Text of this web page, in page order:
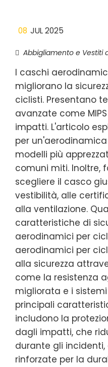
08 JUL 2025
Abbigliamento e Vestiti
I caschi
migliorano la
ciclisti. Presentano
avanzate come
impatti. L'articolo
per
modelli più
comuni miti. Inoltre,
scegliere il casco
vestibilità, alle
alla ventilazione.
caratteristiche di
aerodinamici per
aerodinamici per
alla sicurezza
come la resistenza
migliorata e i
principali
includono la
dagli impatti, che
durante gli
rinforzate per la